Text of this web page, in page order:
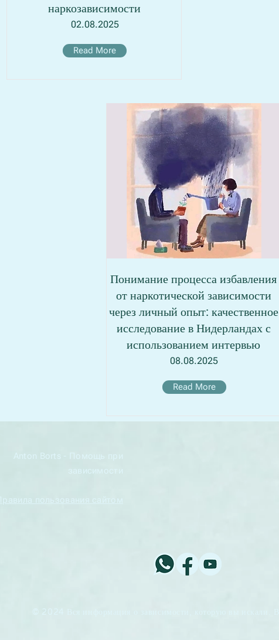
наркозависимости
02.08.2025
Read More
Понимание процесса избавления
от наркотической зависимости
через личный опыт: качественное
исследование в Нидерландах с
использованием интервью
08.08.2025
Read More
Anton Borts - Помощь при
Правила пользования сайтом